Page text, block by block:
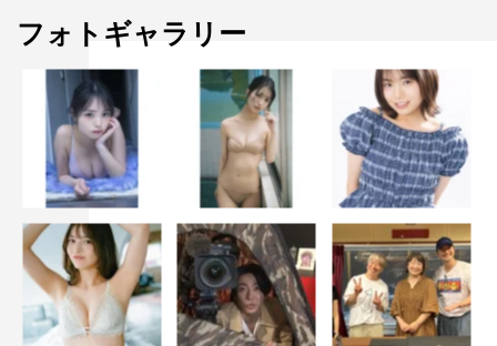
カンパニーを作りたいということが。それを叶えてくれた
みんなに感謝しながら、残り少ない公演を頑張っていきま
す」と振り返り、「終わって欲しくない」と感慨をにじま
せた。
ブロードウェイミュージカル「IN THE HEIGHTS イン・
ザ・ハイツ」は4月28日（水）まで、東京・TBS赤坂ACT
シアターで上演される。
フォトギャラリー